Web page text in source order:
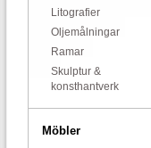
Litografier
Oljemålningar
Ramar
Skulptur &
konsthantverk
Möbler